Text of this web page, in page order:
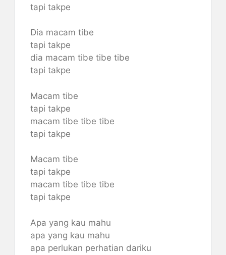
tapi takpe
Dia macam tibe
tapi takpe
dia macam tibe tibe tibe
tapi takpe
Macam tibe
tapi takpe
macam tibe tibe tibe
tapi takpe
Macam tibe
tapi takpe
macam tibe tibe tibe
tapi takpe
Apa yang kau mahu
apa yang kau mahu
apa perlukan perhatian dariku